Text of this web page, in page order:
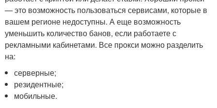
— это возможность пользоваться сервисами, которые в
вашем регионе недоступны. А еще возможность
уменьшить количество банов, если работаете с
рекламными кабинетами. Все прокси можно разделить
на:
серверные;
резидентные;
мобильные.